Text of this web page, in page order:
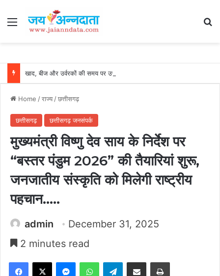
Menu
Home /राज्य/छत्तीसगढ़
छत्तीसगढ़ छत्तीसगढ़ जनसंपर्क
मुख्यमंत्री विष्णु देव साय के निर्देश पर
“बस्तर पंडुम 2026” की तैयारियां शुरू,
जनजातीय संस्कृति को मिलेगी राष्ट्रीय
पहचान…..
admin
December 31, 2025
2 minutes read
Facebook
X MessengerWhatsAppTelegramShare via Email Print